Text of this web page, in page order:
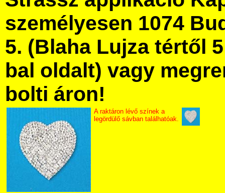
személyesen 1074
5. (Blaha Lujza tértől
bal oldalt) vagy
bolti áron!
A raktáron lévő színek a
legördülő sávban találhatóak.